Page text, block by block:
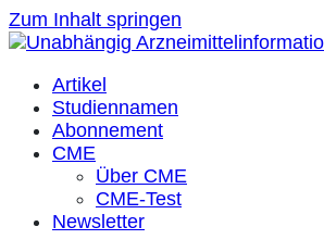
Zum Inhalt springen
Artikel
Studiennamen
Abonnement
CME
Über CME
CME-Test
Newsletter